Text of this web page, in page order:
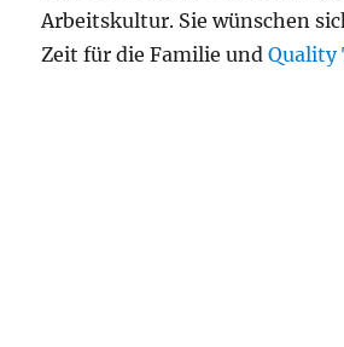
Arbeitskultur. Sie wünschen
Zeit für die Familie undQuality